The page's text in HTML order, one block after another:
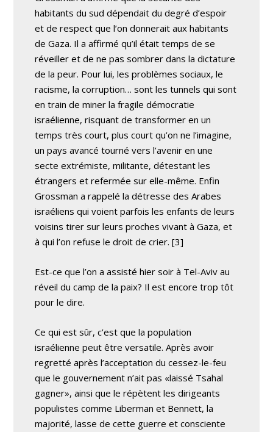
habitants du sud dépendait du degré d’espoir
et de respect que l’on donnerait aux habitants
de Gaza. Il a affirmé qu’il était temps de se
réveiller et de ne pas sombrer dans la dictature
de la peur. Pour lui, les problèmes sociaux, le
racisme, la corruption… sont les tunnels qui sont
en train de miner la fragile démocratie
israélienne, risquant de transformer en un
temps très court, plus court qu’on ne l’imagine,
un pays avancé tourné vers l’avenir en une
secte extrémiste, militante, détestant les
étrangers et refermée sur elle-même. Enfin
Grossman a rappelé la détresse des Arabes
israéliens qui voient parfois les enfants de leurs
voisins tirer sur leurs proches vivant à Gaza, et
à qui l’on refuse le droit de crier. [3]
Est-ce que l’on a assisté hier soir à Tel-Aviv au
réveil du camp de la paix? Il est encore trop tôt
pour le dire.
Ce qui est sûr, c’est que la population
israélienne peut être versatile. Après avoir
regretté après l’acceptation du cessez-le-feu
que le gouvernement n’ait pas «laissé Tsahal
gagner», ainsi que le répètent les dirigeants
populistes comme Liberman et Bennett, la
majorité, lasse de cette guerre et consciente